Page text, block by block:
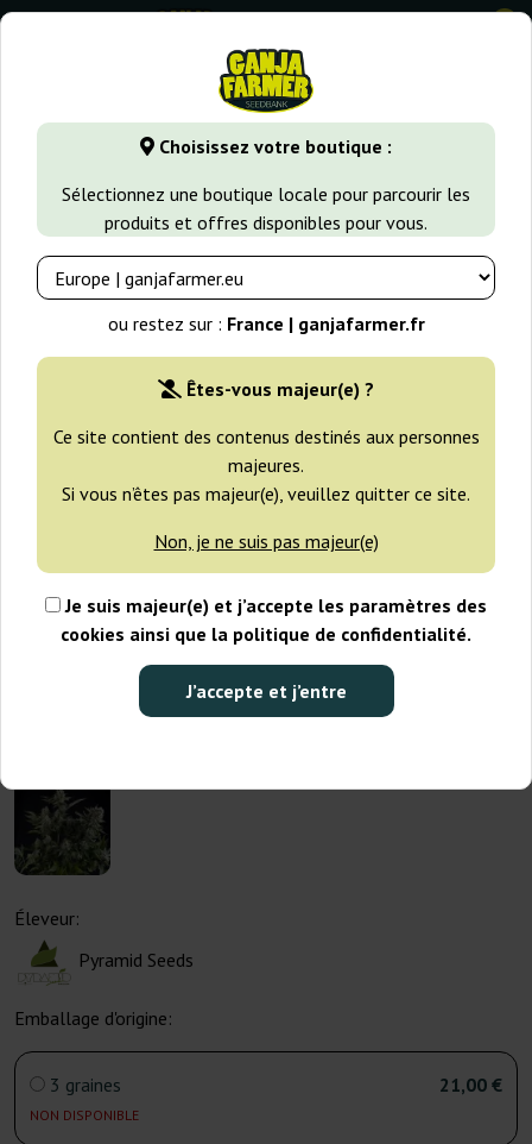
Choisissez votre boutique :
Sélectionnez une boutique locale pour parcourir les
produits et offres disponibles pour vous.
ou restez sur : France | ganjafarmer.fr
Êtes-vous majeur(e) ?
Ce site contient des contenus destinés aux personnes
majeures.
Si vous n’êtes pas majeur(e), veuillez quitter ce site.
Non, je ne suis pas majeur(e)
Je suis majeur(e) et j’accepte les paramètres des
cookies ainsi que la politique de confidentialité.
J’accepte et j’entre
0
GanjaFarmer.fr Variétés de Cannabis White Widow
Éleveur:
Pyramid Seeds
Emballage d'origine:
3 graines
NON DISPONIBLE
21,00 €